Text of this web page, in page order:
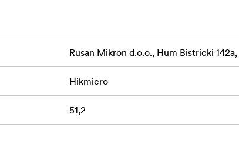
Rusan Mikron d.o.o., Hum Bistricki
Hikmicro
51,2